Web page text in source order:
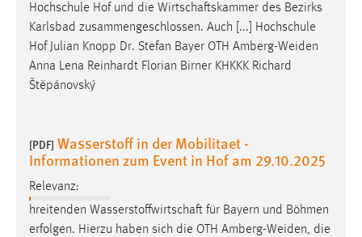
Hochschule Hof und die Wirtschaftskammer des Bezirks
Karlsbad zusammengeschlossen. Auch [...] Hochschule
Hof Julian Knopp Dr. Stefan Bayer OTH Amberg-Weiden
Anna Lena Reinhardt Florian Birner KHKKK Richard
Štěpánovský
[PDF] Wasserstoff in der Mobilitaet -
Informationen zum Event in Hof am 29.10.2025
Relevanz:
hreitenden Wasserstoffwirtschaft für Bayern und Böhmen
erfolgen. Hierzu haben sich die OTH Amberg-Weiden, die